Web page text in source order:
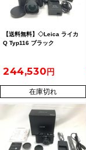
【送料無料】◇Leica ライカ
Q Typ116 ブラック
244,530
在庫切れ